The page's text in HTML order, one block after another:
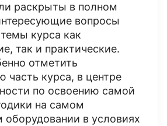
раскрыты в полном
вопросы
курса как
так и практические.
отметить
часть курса, в центре
по освоению самой
на самом
оборудовании в условиях